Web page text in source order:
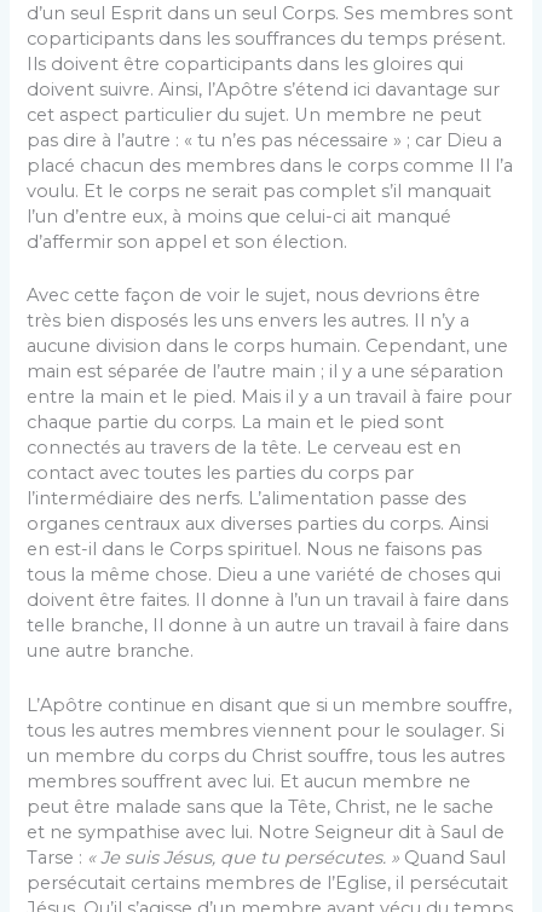
d’un seul Esprit dans un seul Corps. Ses membres sont
coparticipants dans les souffrances du temps présent.
Ils doivent être coparticipants dans les gloires qui
doivent suivre. Ainsi, l’Apôtre s’étend ici davantage sur
cet aspect particulier du sujet. Un membre ne peut
pas dire à l’autre : « tu n’es pas nécessaire » ; car Dieu a
placé chacun des membres dans le corps comme Il l’a
voulu. Et le corps ne serait pas complet s’il manquait
l’un d’entre eux, à moins que celui-ci ait manqué
d’affermir son appel et son élection.
Avec cette façon de voir le sujet, nous devrions être
très bien disposés les uns envers les autres. Il n’y a
aucune division dans le corps humain. Cependant, une
main est séparée de l’autre main ; il y a une séparation
entre la main et le pied. Mais il y a un travail à faire pour
chaque partie du corps. La main et le pied sont
connectés au travers de la tête. Le cerveau est en
contact avec toutes les parties du corps par
l’intermédiaire des nerfs. L’alimentation passe des
organes centraux aux diverses parties du corps. Ainsi
en est-il dans le Corps spirituel. Nous ne faisons pas
tous la même chose. Dieu a une variété de choses qui
doivent être faites. Il donne à l’un un travail à faire dans
telle branche, Il donne à un autre un travail à faire dans
une autre branche.
L’Apôtre continue en disant que si un membre souffre,
tous les autres membres viennent pour le soulager. Si
un membre du corps du Christ souffre, tous les autres
membres souffrent avec lui. Et aucun membre ne
peut être malade sans que la Tête, Christ, ne le sache
et ne sympathise avec lui. Notre Seigneur dit à Saul de
Tarse : « Je suis Jésus, que tu persécutes. » Quand Saul
persécutait certains membres de l’Eglise, il persécutait